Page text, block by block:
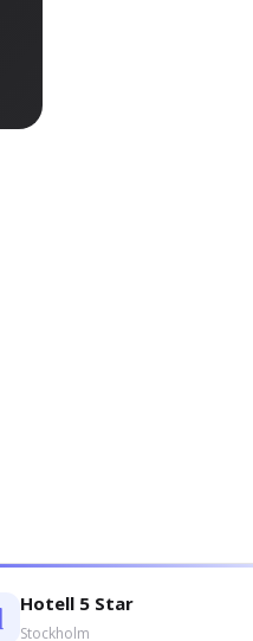
Hotell 5 Star
Stockholm